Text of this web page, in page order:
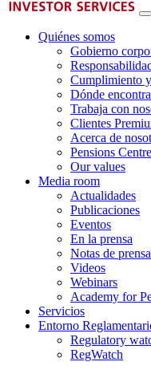
Quiénes somos
Gobierno
Cumplimiento
Dónde
Trabaja con
Clientes
Acerca de
Pensions Centre
Our values
Media room
Actualidades
Publicaciones
Eventos
En la prensa
Notas de prensa
Videos
Webinars
Academy for
Servicios
Entorno
Regulatory
RegWatch